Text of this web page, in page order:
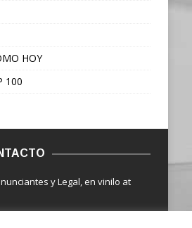
HOY
100
y Legal, en vinilo at